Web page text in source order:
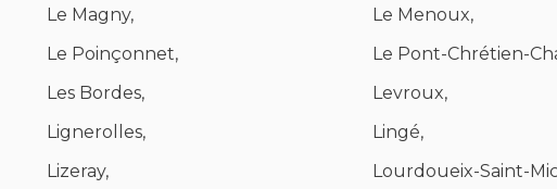
Le Magny,
Le Menoux,
Le Poinçonnet,
Le Pont-Chrétien-
Les Bordes,
Levroux,
Lignerolles,
Lingé,
Lizeray,
Lourdoueix-Saint-